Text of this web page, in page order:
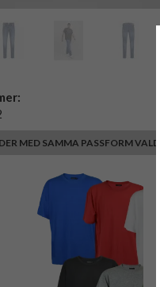
MED SAMMA PASSFORM